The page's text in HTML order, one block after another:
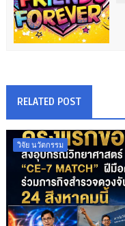
RELATED POST
วิจัย นวัตกรรม